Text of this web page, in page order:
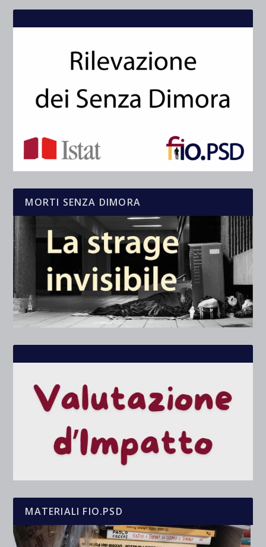
MORTI SENZA DIMORA
MATERIALI FIO.PSD